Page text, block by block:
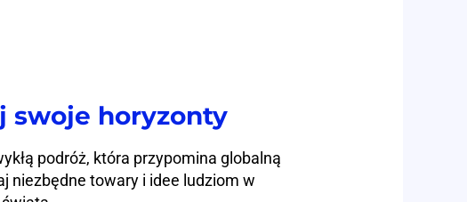
swoje horyzonty
podróż, która przypomina globalną
niezbędne towary i idee ludziom w